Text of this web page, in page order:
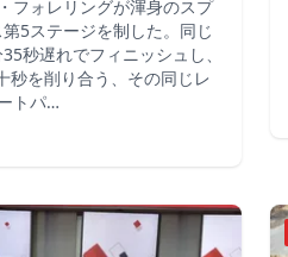
フォレリングが渾身のスプ
5ステージを制した。同じ
秒遅れでフィニッシュし、
秒を削り合う、その同じレ
トパ…